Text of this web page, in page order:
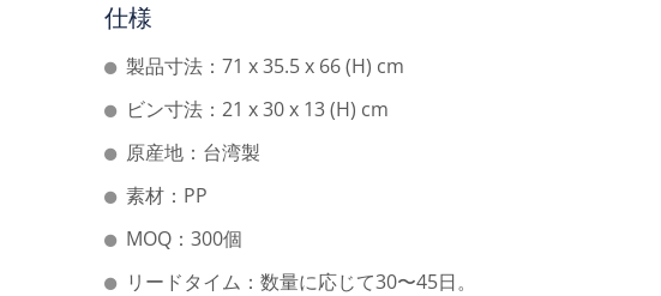
仕様
製品寸法：71 x 35.5 x 66 (H) cm
ビン寸法：21 x 30 x 13 (H) cm
原産地：台湾製
素材：PP
MOQ：300個
リードタイム：数量に応じて30〜45日。